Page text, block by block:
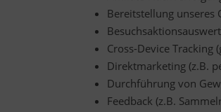
Bereitstellung unseres
Cross-Device
Direktmarketing (z.B.
Durchführung von
Feedback (z.B.